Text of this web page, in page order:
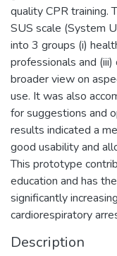
quality CPR training.
SUS scale (System
into 3 groups (i)
professionals and
broader view on
use. It was also
for suggestions and
results indicated a
good usability and
This prototype
education and has
significantly
cardiorespiratory
Description